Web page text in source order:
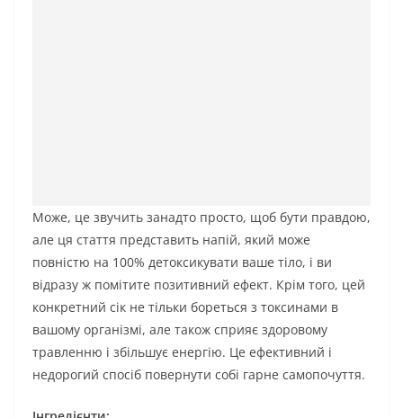
Може, це звучить занадто просто, щоб бути правдою,
але ця стаття представить напій, який може
повністю на 100% детоксикувати ваше тіло, і ви
відразу ж помітите позитивний ефект. Крім того, цей
конкретний сік не тільки бореться з токсинами в
вашому організмі, але також сприяє здоровому
травленню і збільшує енергію. Це ефективний і
недорогий спосіб повернути собі гарне самопочуття.